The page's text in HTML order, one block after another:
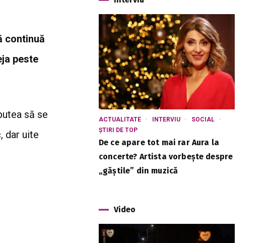
continuă
peste
să se
dar uite
ACTUALITATE INTERVIU
SOCIAL
ȘTIRI DE TOP
De ce apare tot mai rar Aura la
concerte? Artista vorbește despre
„găștile” din muzică
Video